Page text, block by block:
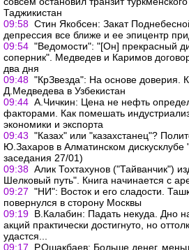
Таджикистан
09:58 Стин Якобсен: Закат
депрессия все ближе и ее эпицентр
09:54 "Ведомости": "[Он] прекрасный
соперник". Медведев и Каримов
два дня
09:48 "КрЗвезда": На основе доверия. К
Д.Медведева в Узбекистан
09:44 А.Чичкин: Цена не нефть
факторами. Как помешать
экономики и экспорта
09:43 "Казах" или "казахстанец"?
Ю.Захаров в Алматинском дискусклубе
заседания 27/01)
09:38 Алик Тохтахунов ("Тайванчик")
Шелковый путь". Книга начинается с
09:27 "НИ": Восток и его сладости.
повернулся в сторону Москвы
09:19 В.Калабин: Падать некуда. Дно
акций практически достигнуто, но
удастся...
09:17
Р.Ошакбаев: Больше денег,